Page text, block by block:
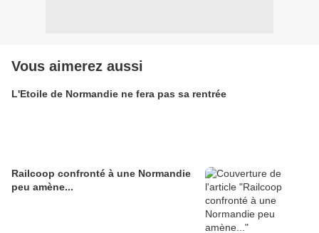
Vous aimerez aussi
L'Etoile de Normandie ne fera pas sa rentrée
Railcoop confronté à une Normandie
peu amène...